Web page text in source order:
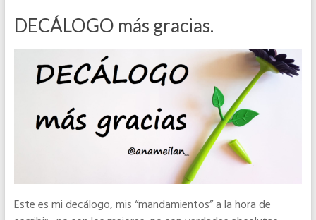
DECÁLOGO más gracias.
Este es mi decálogo, mis “mandamientos” a la hora de